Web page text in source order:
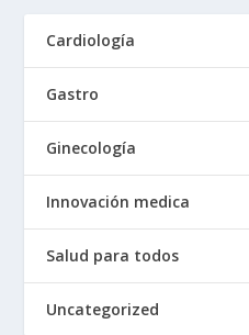
Cardiología
Gastro
Ginecología
Innovación medica
Salud para todos
Uncategorized